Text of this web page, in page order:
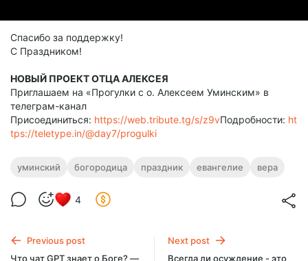
Спасибо за поддержку!
С Праздником!
НОВЫЙ ПРОЕКТ ОТЦА АЛЕКСЕЯ
Приглашаем на «Прогулки с о. Алексеем Уминским» в
телеграм-канал
Присоединиться: https://web.tribute.tg/s/z9vПодробности: ht
tps://teletype.in/@day7/progulki
уминский богородица праздник евангелие вера
4
Previous post
Что чат GPT знает о Боге? —
Next post
Всегда ли осуждение - это